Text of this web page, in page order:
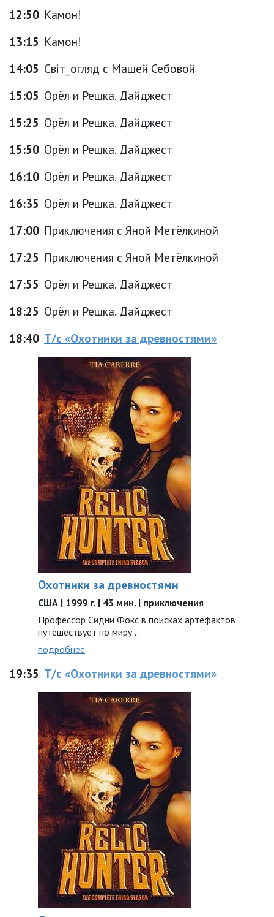
12:50 Камон!
13:15 Камон!
14:05 Світ_огляд с Машей Себовой
15:05 Орёл и Решка. Дайджест
15:25 Орёл и Решка. Дайджест
15:50 Орёл и Решка. Дайджест
16:10 Орёл и Решка. Дайджест
16:35 Орёл и Решка. Дайджест
17:00 Приключения с Яной Метёлкиной
17:25 Приключения с Яной Метёлкиной
17:55 Орёл и Решка. Дайджест
18:25 Орёл и Решка. Дайджест
18:40 Т/с «Охотники за древностями»
Охотники за древностями
США | 1999 г. | 43 мин. | приключения
Профессор Сидни Фокс в поисках артефактов
путешествует по миру...
подробнее
19:35 Т/с «Охотники за древностями»